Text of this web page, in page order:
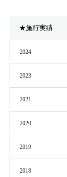
★施行実績
2024
2023
2021
2020
2019
2018